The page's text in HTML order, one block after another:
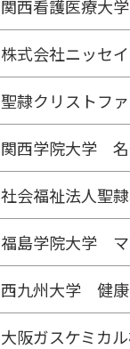
関西看護医療大
株式会社ニッセ
聖隷クリストフ
関西学院大学
社会福祉法人聖
福島学院大学
西九州大学 健
大阪ガスケミカ